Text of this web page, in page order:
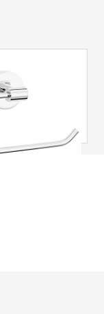
Porta carta
Exxcellent,
tempo